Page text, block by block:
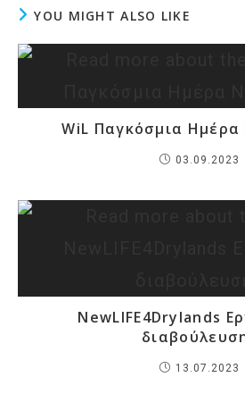
YOU MIGHT ALSO LIKE
WiL Παγκόσμια Ημέρα
03.09.2023
NewLIFE4Drylands
13.07.2023